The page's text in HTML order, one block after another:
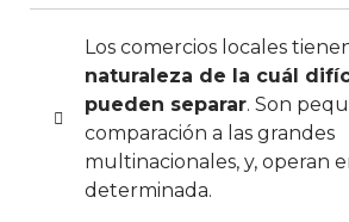
Los comercios locales
naturaleza de la cuál
pueden separar. Son
comparación a las grandes
multinacionales, y, operan
determinada.